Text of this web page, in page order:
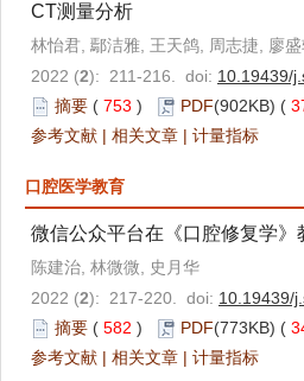
CT测量分析
林怡君, 鄢洁雅, 王天鸽, 周志捷, 廖
2022 (2): 211-216. doi: 10.19439/
摘要 ( 753 ) PDF(902KB) (
参考文献 | 相关文章 | 计量指标
口腔医学教育
微信公众平台在《口腔修复学》
陈建治, 林微微, 史月华
2022 (2): 217-220. doi: 10.19439/
摘要 ( 582 ) PDF(773KB) (
参考文献 | 相关文章 | 计量指标